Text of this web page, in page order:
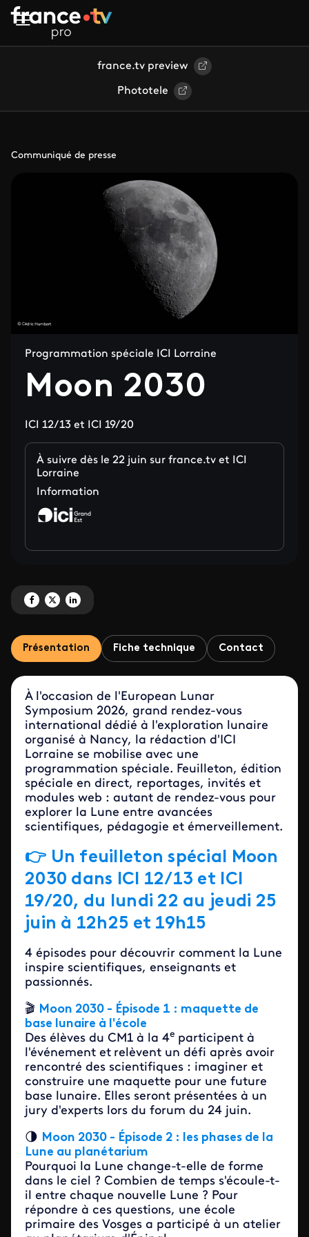
Aller au contenu principal
france.tv preview
Phototele
Communiqué de presse
Programmation spéciale ICI Lorraine
Moon 2030
ICI 12/13 et ICI 19/20
À suivre dès le 22 juin sur france.tv et ICI
Lorraine
Information
Partagez 'Moon 2030' sur Facebook
Partagez 'Moon 2030' sur X
Partagez 'Moon 2030' sur LinkedIn
Présentation Fiche technique Contact
À l'occasion de l'European Lunar
Symposium 2026, grand rendez-vous
international dédié à l'exploration lunaire
organisé à Nancy, la rédaction d'ICI
Lorraine se mobilise avec une
programmation spéciale. Feuilleton, édition
spéciale en direct, reportages, invités et
modules web : autant de rendez-vous pour
explorer la Lune entre avancées
scientifiques, pédagogie et émerveillement.
👉 Un feuilleton spécial Moon
2030 dans ICI 12/13 et ICI
19/20, du lundi 22 au jeudi 25
juin à 12h25 et 19h15
4 épisodes pour découvrir comment la Lune
inspire scientifiques, enseignants et
passionnés.
🎬 Moon 2030 - Épisode 1 : maquette de
base lunaire à l'école
Des élèves du CM1 à la 4e participent à
l'événement et relèvent un défi après avoir
rencontré des scientifiques : imaginer et
construire une maquette pour une future
base lunaire. Elles seront présentées à un
jury d'experts lors du forum du 24 juin.
🌗 Moon 2030 - Épisode 2 : les phases de la
Lune au planétarium
Pourquoi la Lune change-t-elle de forme
dans le ciel ? Combien de temps s'écoule-t-
il entre chaque nouvelle Lune ? Pour
répondre à ces questions, une école
primaire des Vosges a participé à un atelier